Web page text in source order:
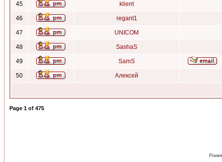
45 klient
46 regant1
47 UNICOM
48 SashaS
49 SamS
50 Алексей
Page 1 of 475